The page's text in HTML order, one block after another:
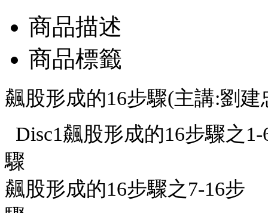
商品描述
商品標籤
飆股形成的16步驟(主講:劉
Disc1飆股形成的16步驟之1-
驟 片長：
飆股形成的16步驟之7-16步